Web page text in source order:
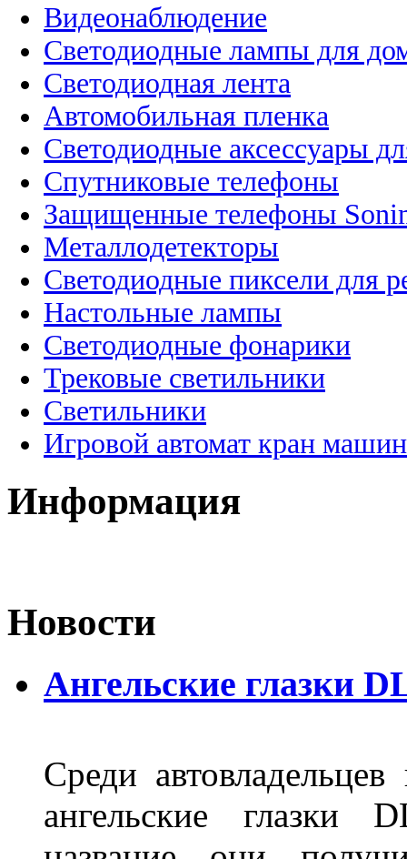
Видеонаблюдение
Светодиодные лампы для
Светодиодная лента
Автомобильная пленка
Светодиодные аксессуары
Спутниковые телефоны
Защищенные телефоны
Металлодетекторы
Светодиодные пиксели для
Настольные лампы
Светодиодные фонарики
Трековые светильники
Светильники
Игровой автомат кран
Информация
Новости
Ангельские глазки
Среди
ангельские глазки